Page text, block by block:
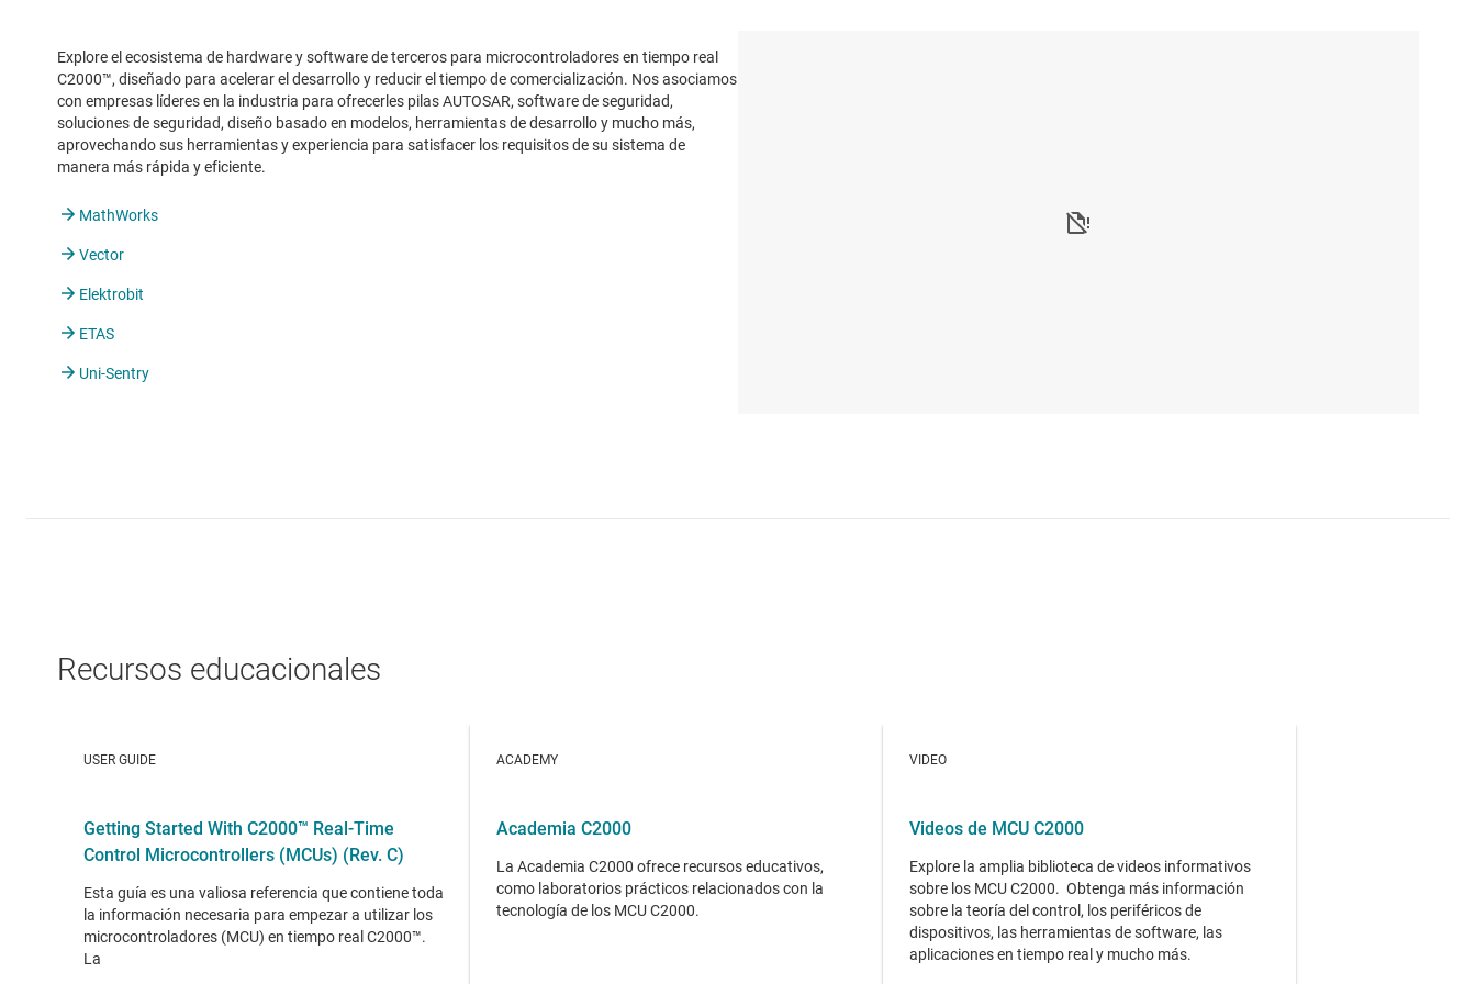
Explore el ecosistema de hardware y software de terceros para microcontroladores en tiempo real
C2000™, diseñado para acelerar el desarrollo y reducir el tiempo de comercialización. Nos asociamos
con empresas líderes en la industria para ofrecerles pilas AUTOSAR, software de seguridad,
soluciones de seguridad, diseño basado en modelos, herramientas de desarrollo y mucho más,
aprovechando sus herramientas y experiencia para satisfacer los requisitos de su sistema de
manera más rápida y eficiente.
MathWorks
Vector
Elektrobit
ETAS
Uni-Sentry
Recursos educacionales
USER GUIDE
Getting Started With C2000™ Real-Time
Control Microcontrollers (MCUs) (Rev. C)
Esta guía es una valiosa referencia que contiene toda
la información necesaria para empezar a utilizar los
microcontroladores (MCU) en tiempo real C2000™.
La
ACADEMY
Academia C2000
La Academia C2000 ofrece recursos educativos,
como laboratorios prácticos relacionados con la
tecnología de los MCU C2000.
VIDEO
Videos de MCU C2000
Explore la amplia biblioteca de videos informativos
sobre los MCU C2000. Obtenga más información
sobre la teoría del control, los periféricos de
dispositivos, las herramientas de software, las
aplicaciones en tiempo real y mucho más.